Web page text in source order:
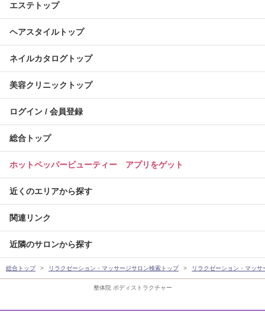
整体院 ボディストラクチャー
エステトップ
ヘアスタイルトップ
ネイルカタログトップ
美容クリニックトップ
ログイン / 会員登録
総合トップ
ホットペッパービューティー アプリをゲット
近くのエリアから探す
関連リンク
近隣のサロンから探す
総合トップ リラクゼーション・マッサージサロン検索トップ リラクゼーション・マッ